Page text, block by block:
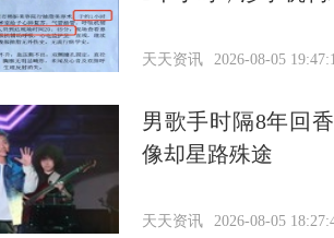
天天资讯 2026-08-05
男歌手时隔8年回
像却星路殊途
天天资讯 2026-08-05